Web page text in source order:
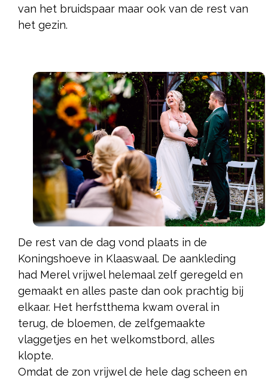
van het bruidspaar maar ook van de rest van
het gezin.
De rest van de dag vond plaats in de
Koningshoeve in Klaaswaal. De aankleding
had Merel vrijwel helemaal zelf geregeld en
gemaakt en alles paste dan ook prachtig bij
elkaar. Het herfstthema kwam overal in
terug, de bloemen, de zelfgemaakte
vlaggetjes en het welkomstbord, alles
klopte.
Omdat de zon vrijwel de hele dag scheen en